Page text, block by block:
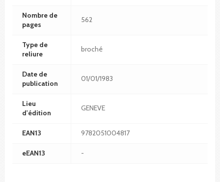
Nombre de
pages
562
Type de
reliure
broché
Date de
publication
01/01/1983
Lieu
d'édition
GENEVE
EAN13 9782051004817
eEAN13 -